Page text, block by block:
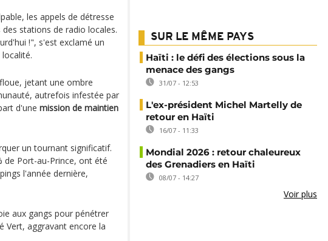
les appels de détresse
stations de radio locales.
!", s'est exclamé un
jetant une ombre
autrefois infestée par
d'une mission de maintien
un tournant significatif.
de Port-au-Prince, ont été
l'année dernière,
aux gangs pour pénétrer
Vert, aggravant encore la
SUR LE MÊME PAYS
Haïti : le défi des élections sous la
menace des gangs
31/07 - 12:53
L'ex-président Michel Martelly de
retour en Haïti
16/07 - 11:33
Mondial 2026 : retour chaleureux
des Grenadiers en Haïti
08/07 - 14:27
Voir plus